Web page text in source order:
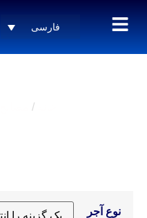
فارسی
/
نوع آجر